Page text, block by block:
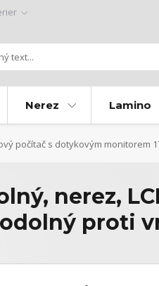
Nerez Lamino
počítač s dotykovým
nerez,
proti